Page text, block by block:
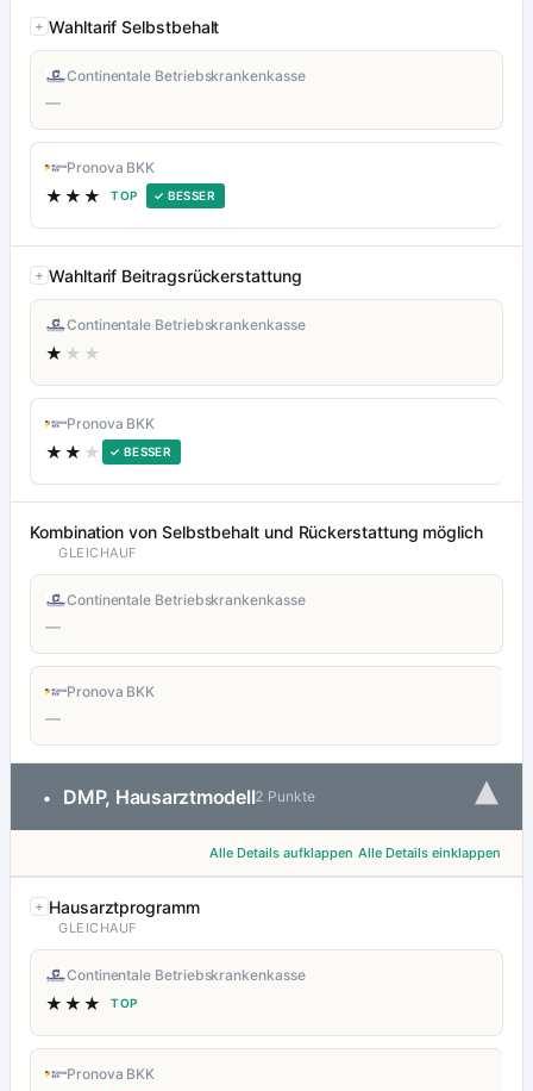
Wahltarif Selbstbehalt
Continentale Betriebskrankenkasse
—
Pronova BKK
★★★ TOP ✓ BESSER
Wahltarif Beitragsrückerstattung
Continentale Betriebskrankenkasse
★ ★★
Pronova BKK
★★ ★ ✓ BESSER
Kombination von Selbstbehalt und Rückerstattung möglich
GLEICHAUF
Continentale Betriebskrankenkasse
—
Pronova BKK
—
• DMP, Hausarztmodell2 Punkte ▾
Alle Details aufklappen Alle Details einklappen
Hausarztprogramm
GLEICHAUF
Continentale Betriebskrankenkasse
★★★ TOP
Pronova BKK